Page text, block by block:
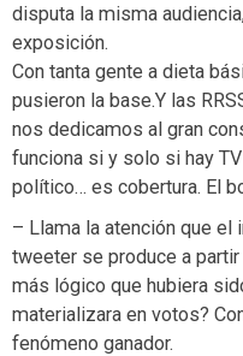
disputa la misma
exposición.
Con tanta gente a dieta
pusieron la base.Y las
nos dedicamos al gran
funciona si y solo si hay
político… es cobertura. El
– Llama la atención que
tweeter se produce a
más lógico que hubiera
materializara en votos?
fenómeno ganador.